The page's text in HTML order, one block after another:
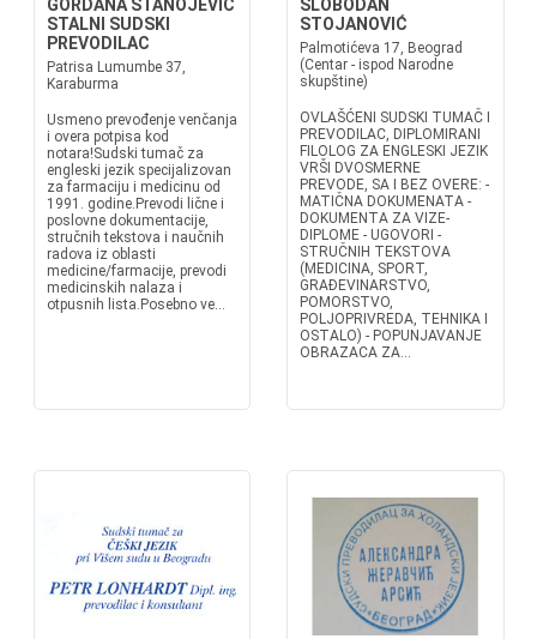
GORDANA STANOJEVIĆ
STALNI SUDSKI
PREVODILAC
Patrisa Lumumbe 37,
Karaburma
Usmeno prevođenje venčanja
i overa potpisa kod
notara!Sudski tumač za
engleski jezik specijalizovan
za farmaciju i medicinu od
1991. godine.Prevodi lične i
poslovne dokumentacije,
stručnih tekstova i naučnih
radova iz oblasti
medicine/farmacije, prevodi
medicinskih nalaza i
otpusnih lista.Posebno ve...
SLOBODAN
STOJANOVIĆ
Palmotićeva 17, Beograd
(Centar - ispod Narodne
skupštine)
OVLAŠĆENI SUDSKI TUMAČ I
PREVODILAC, DIPLOMIRANI
FILOLOG ZA ENGLESKI JEZIK
VRŠI DVOSMERNE
PREVODE, SA I BEZ OVERE: -
MATIČNA DOKUMENATA -
DOKUMENTA ZA VIZE-
DIPLOME - UGOVORI -
STRUČNIH TEKSTOVA
(MEDICINA, SPORT,
GRAĐEVINARSTVO,
POMORSTVO,
POLJOPRIVREDA, TEHNIKA I
OSTALO) - POPUNJAVANJE
OBRAZACA ZA...